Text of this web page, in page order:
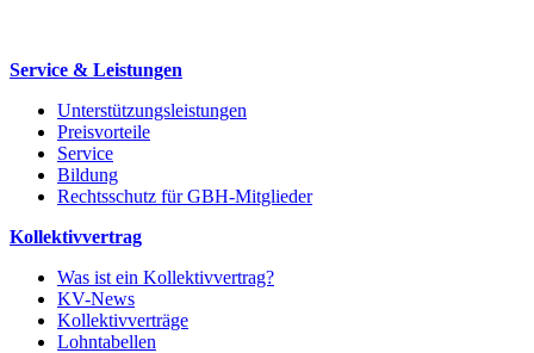
Service & Leistungen
Unterstützungsleistungen
Preisvorteile
Service
Bildung
Rechtsschutz für GBH-Mitglieder
Kollektivvertrag
Was ist ein Kollektivvertrag?
KV-News
Kollektivverträge
Lohntabellen